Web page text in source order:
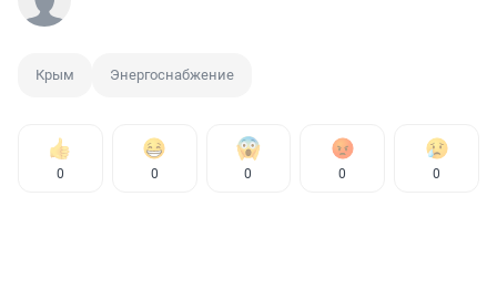
Крым Энергоснабжение
0 0 0 0 0